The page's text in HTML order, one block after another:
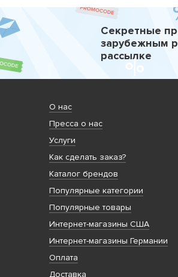
Секретные
зарубежным
рассылке
О нас
Пресса о нас
Услуги
Как сделать заказ?
Каталог брендов
Популярные категории
Популярные товары
Интернет-магазины США
Интернет-магазины Германии
Оплата
Доставка